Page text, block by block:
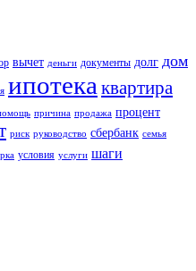
вычет деньги документы долг дом
ипотекаквартира
причина продажа процент
риск руководство сбербанк семья
условия услуги шаги